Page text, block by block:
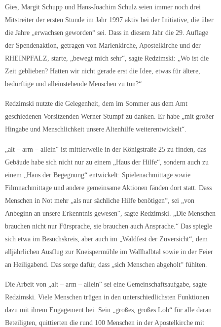
Gies, Margit Schupp und Hans-Joachim Schulz seien immer noch drei
Mitstreiter der ersten Stunde im Jahr 1997 aktiv bei der Initiative, die über
die Jahre „erwachsen geworden“ sei. Dass in diesem Jahr die 29. Auflage
der Spendenaktion, getragen von Marienkirche, Apostelkirche und der
RHEINPFALZ, starte, „bewegt mich sehr“, sagte Redzimski: „Wo ist die
Zeit geblieben? Hatten wir nicht gerade erst die Idee, etwas für ältere,
bedürftige und alleinstehende Menschen zu tun?“
Redzimski nutzte die Gelegenheit, dem im Sommer aus dem Amt
geschiedenen Vorsitzenden Werner Stumpf zu danken. Er habe „mit großer
Hingabe und Menschlichkeit unsere Altenhilfe weiterentwickelt“.
„alt – arm – allein“ ist mittlerweile in der Königstraße 25 zu finden, das
Gebäude habe sich nicht nur zu einem „Haus der Hilfe“, sondern auch zu
einem „Haus der Begegnung“ entwickelt: Spielenachmittage sowie
Filmnachmittage und andere gemeinsame Aktionen fänden dort statt. Dass
Menschen in Not mehr „als nur sächliche Hilfe benötigen“, sei „von
Anbeginn an unsere Erkenntnis gewesen“, sagte Redzimski. „Die Menschen
brauchen nicht nur Fürsprache, sie brauchen auch Ansprache.“ Das spiegle
sich etwa im Besuchskreis, aber auch im „Waldfest der Zuversicht“, dem
alljährlichen Ausflug zur Kneispermühle im Wallhalbtal sowie in der Feier
an Heiligabend. Das sorge dafür, dass „sich Menschen abgeholt“ fühlten.
Die Arbeit von „alt – arm – allein“ sei eine Gemeinschaftsaufgabe, sagte
Redzimski. Viele Menschen trügen in den unterschiedlichsten Funktionen
dazu mit ihrem Engagement bei. Sein „großes, großes Lob“ für alle daran
Beteiligten, quittierten die rund 100 Menschen in der Apostelkirche mit